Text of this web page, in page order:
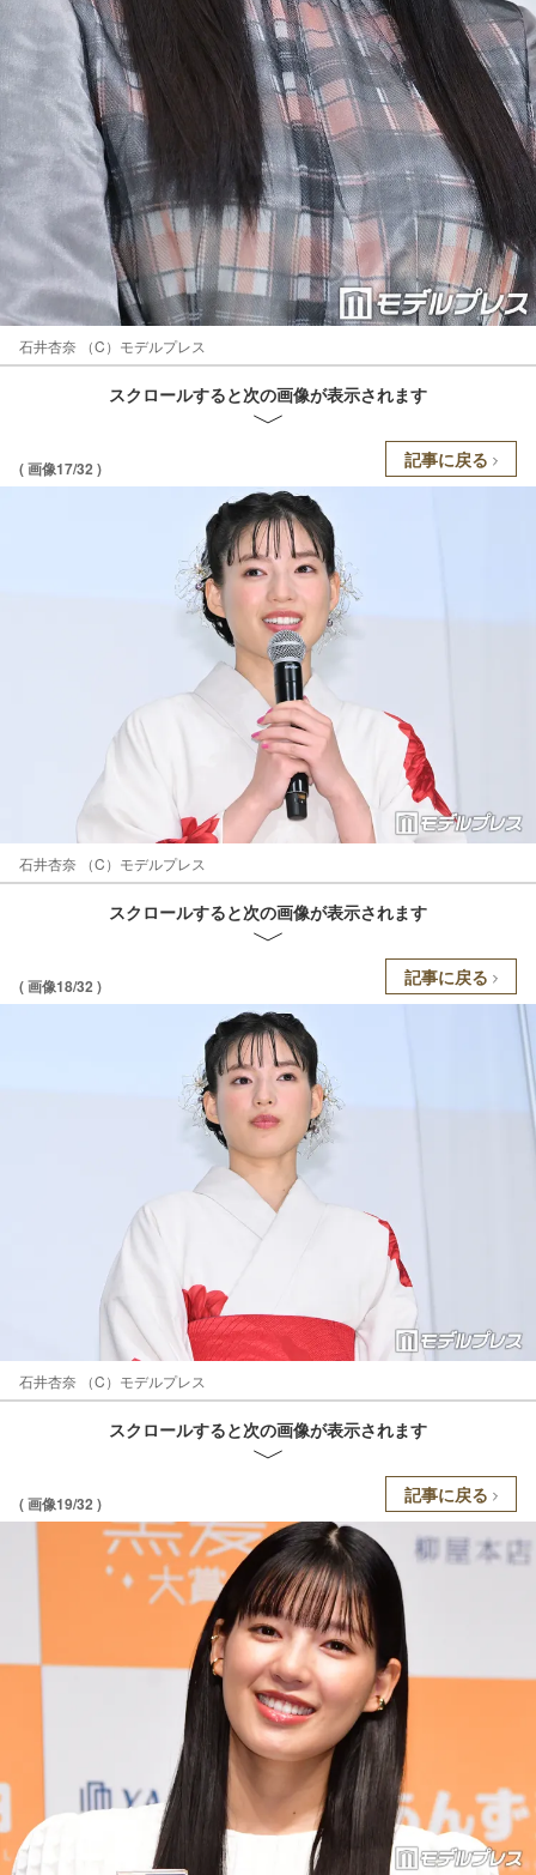
石井杏奈 （C）モデルプレス
スクロールすると次の画像が表示されます
( 画像17/32 ) 記事に戻る
石井杏奈 （C）モデルプレス
スクロールすると次の画像が表示されます
( 画像18/32 ) 記事に戻る
石井杏奈 （C）モデルプレス
スクロールすると次の画像が表示されます
( 画像19/32 ) 記事に戻る